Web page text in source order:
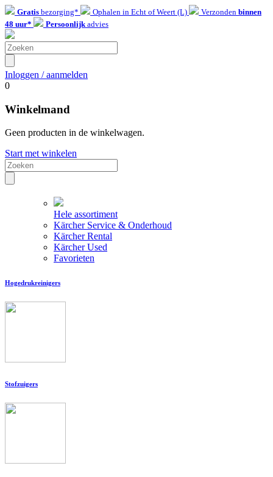
Gratis bezorging* Ophalen in Echt of Weert (L) Verzonden binnen
48 uur*
Persoonlijkadvies
Inloggen / aanmelden
0
Winkelmand
Geen producten in de winkelwagen.
Start met winkelen
Hele assortiment
Kärcher Service & Onderhoud
Kärcher Rental
Kärcher Used
Favorieten
Hogedrukreinigers
Stofzuigers